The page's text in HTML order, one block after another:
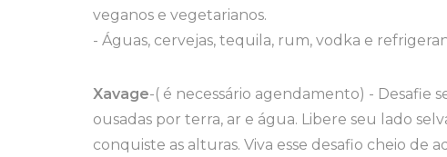
veganos e vegetarianos.
- Águas, cervejas, tequila, rum, vodka e
Xavage-( é necessário agendamento) - Desafie
ousadas por terra, ar e água. Libere seu lado
conquiste as alturas. Viva esse desafio cheio de